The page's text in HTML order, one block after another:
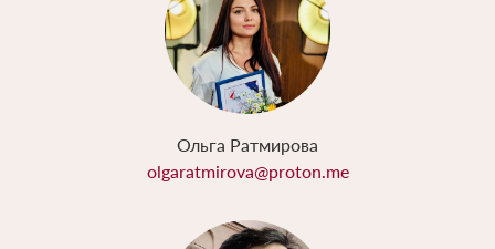
Ольга Ратмирова
olgaratmirova@proton.me